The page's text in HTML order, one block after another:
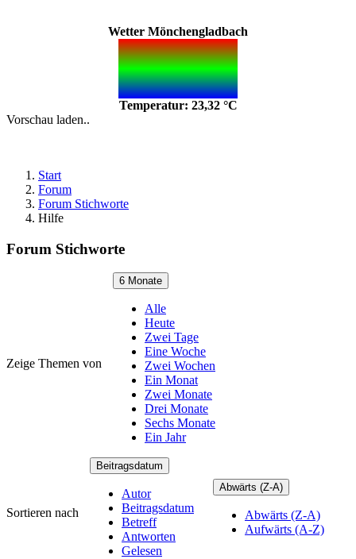
Wetter Mönchengladbach
Temperatur: 23,32 °C
Vorschau laden..
Start
Forum
Forum Stichworte
Hilfe
Forum Stichworte
Zeige Themen von
6 Monate
Alle
Heute
Zwei Tage
Eine Woche
Zwei Wochen
Ein Monat
Zwei Monate
Drei Monate
Sechs Monate
Ein Jahr
Sortieren nach
Beitragsdatum
Autor
Beitragsdatum
Betreff
Antworten
Gelesen
Abwärts (Z-A)
Abwärts (Z-A)
Aufwärts (A-Z)